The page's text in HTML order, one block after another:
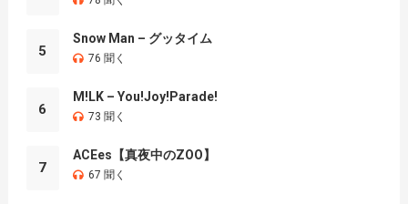
5
Snow Man – グッタイム
76 聞く
6
M!LK – You!Joy!Parade!
73 聞く
7
ACEes【真夜中のZOO】
67 聞く